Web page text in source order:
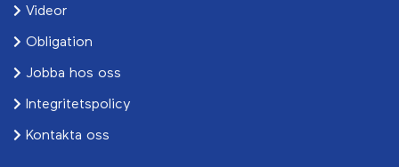
Videor
Obligation
Jobba hos oss
Integritetspolicy
Kontakta oss